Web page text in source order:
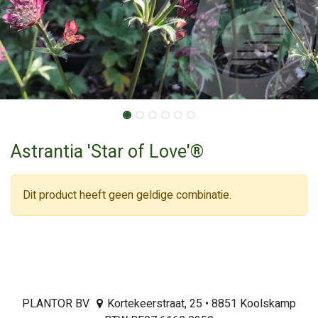
Astrantia 'Star of Love'®
Dit product heeft geen geldige combinatie.
PLANTOR BV
Kortekeerstraat, 25 • 8851 Koolskamp